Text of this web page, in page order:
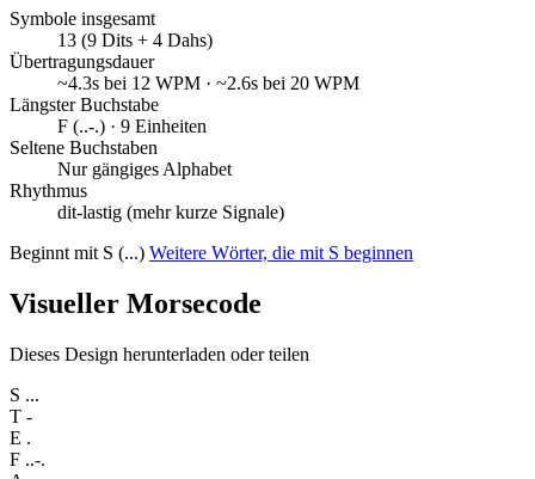
Symbole insgesamt
13 (9 Dits + 4 Dahs)
Übertragungsdauer
~4.3s bei 12 WPM · ~2.6s bei 20 WPM
Längster Buchstabe
F (..-.) · 9 Einheiten
Seltene Buchstaben
Nur gängiges Alphabet
Rhythmus
dit-lastig (mehr kurze Signale)
Beginnt mit S (...) Weitere Wörter, die mit S beginnen
Visueller Morsecode
Dieses Design herunterladen oder teilen
S ...
T -
E .
F ..-.